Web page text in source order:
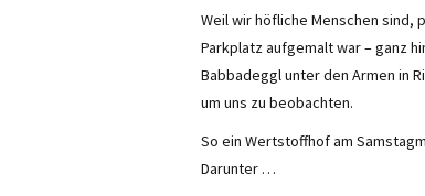
Weil wir höfliche Menschen sind,
Parkplatz aufgemalt war – ganz
Babbadeggl unter den Armen in
um uns zu beobachten.
So ein Wertstoffhof am
Darunter …